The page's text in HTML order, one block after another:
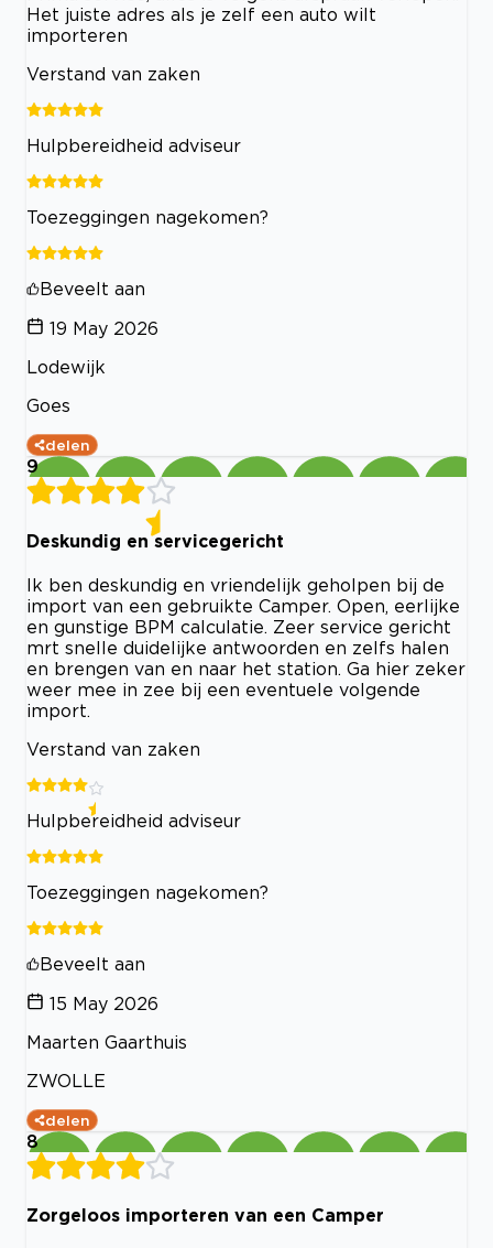
Het juiste adres als je zelf een auto wilt
importeren
Verstand van zaken
Hulpbereidheid adviseur
Toezeggingen nagekomen?
Beveelt aan
19 May 2026
Lodewijk
Goes
delen
9
Deskundig en servicegericht
Ik ben deskundig en vriendelijk geholpen bij de
import van een gebruikte Camper. Open, eerlijke
en gunstige BPM calculatie. Zeer service gericht
mrt snelle duidelijke antwoorden en zelfs halen
en brengen van en naar het station. Ga hier zeker
weer mee in zee bij een eventuele volgende
import.
Verstand van zaken
Hulpbereidheid adviseur
Toezeggingen nagekomen?
Beveelt aan
15 May 2026
Maarten Gaarthuis
ZWOLLE
delen
8
Zorgeloos importeren van een Camper